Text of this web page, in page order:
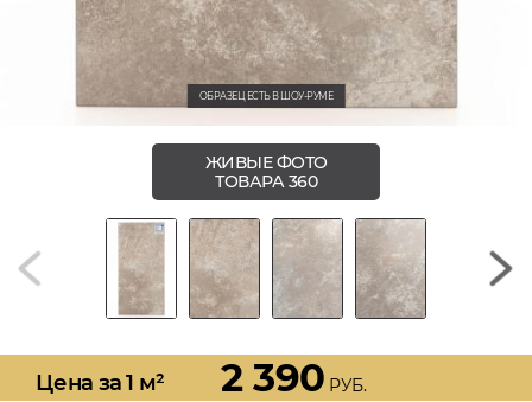
ОБРАЗЕЦ ЕСТЬ В ШОУ-РУМЕ
ЖИВЫЕ ФОТО
ТОВАРА 360
Цена за 1 м² 2 390 РУБ.